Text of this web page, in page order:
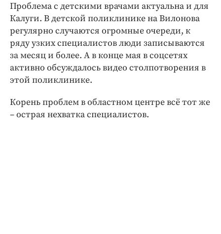
Проблема с детскими врачами актуальна и для
Калуги. В детской поликлинике на Вилонова
регулярно случаются огромные очереди, к
ряду узких специалистов люди записываются
за месяц и более. А в конце мая в соцсетях
активно обсуждалось видео столпотворения в
этой поликлинике.
Корень проблем в областном центре всё тот же
– острая нехватка специалистов.